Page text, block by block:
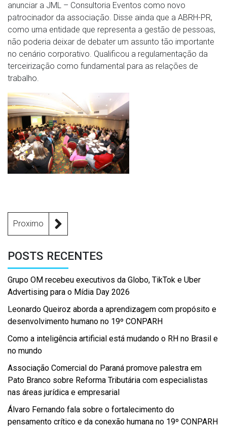
anunciar a JML – Consultoria Eventos como novo
patrocinador da associação. Disse ainda que a ABRH-PR,
como uma entidade que representa a gestão de pessoas,
não poderia deixar de debater um assunto tão importante
no cenário corporativo. Qualificou a regulamentação da
terceirização como fundamental para as relações de
trabalho.
Proximo
POSTS RECENTES
Grupo OM recebeu executivos da Globo, TikTok e Uber
Advertising para o Mídia Day 2026
Leonardo Queiroz aborda a aprendizagem com propósito e
desenvolvimento humano no 19º CONPARH
Como a inteligência artificial está mudando o RH no Brasil e
no mundo
Associação Comercial do Paraná promove palestra em
Pato Branco sobre Reforma Tributária com especialistas
nas áreas jurídica e empresarial
Álvaro Fernando fala sobre o fortalecimento do
pensamento crítico e da conexão humana no 19º CONPARH